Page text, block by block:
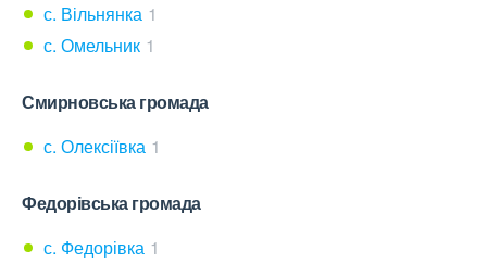
с. Вільнянка 1
с. Омельник 1
Смирновська громада
с. Олексіївка 1
Федорівська громада
с. Федорівка 1